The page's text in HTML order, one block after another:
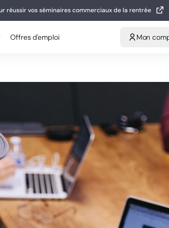
réussir vos séminaires commerciaux de la rentrée
Offres d'emploi Mon
réussir vos séminaires commerciaux de la rentrée
Offres d'emploi Mon